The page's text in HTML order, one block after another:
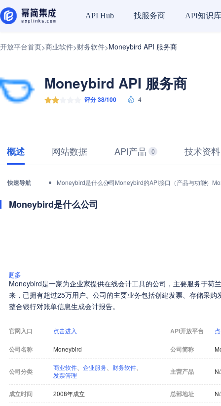
API Hub 找服务商 API知识库
开放平台首页>商业软件>财务软件>Moneybird API 服务商
Moneybird API 服务商
评分 38/100 4
概述 网站数据 API产品 0 技术资料
快速导航 Moneybird是什么公司Moneybird的API接口（产品与功能）
Moneybird是什么公司
更多
Moneybird是一家为企业家提供在线会计工具的公司，主要服务于荷
来，已拥有超过25万用户。公司的主要业务包括创建发票、存储采
整合银行对账单信息生成会计报告。
官网入口 点击进入 API开放平台
公司名称 Moneybird 公司简称
公司分类 商业软件 企业服务 财务软件
发票管理
主营产品
成立时间 2008年成立 总部地址